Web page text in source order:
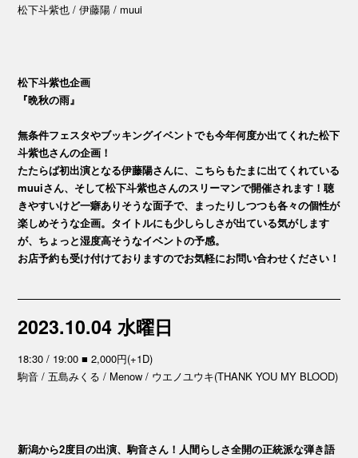
松下斗紫也 / 伊藤陽 / muui
松下斗紫也企画
『晩秋の雨』
無条件フェスタやブッキングイベントでも今年何度か出てくれた松下
斗紫也さんの企画！
たたらば初出演となる伊藤陽さんに、こちらもたまに出てくれている
muuiさん、そして松下斗紫也さんのスリーマンで開催されます！聴
きやすいけど一癖ありそうな面子で、まったりしつつも各々の個性が
楽しめそうな企画。タイトルにも少しらしさが出ている気がします
が、ちょっと湿度高そうなイベントの予感。
お店予約も受け付けておりますのでお気軽にお問い合わせください！
2023.10.04 水曜日
18:30 / 19:00 ■ 2,000円(+1D)
駒音 / 五島みくる / Menow / ウエノユウキ(THANK YOU MY BLOOD)
新潟から2度目の出演、駒音さん！人間らしさ全開の正統派な弾き語